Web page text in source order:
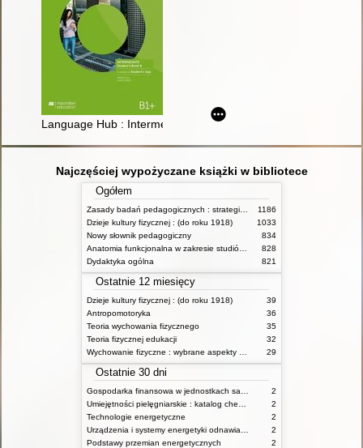
Language Hub : Intermediate : Student's Book : B1+
Najczęściej wypożyczane książki w bibliotece
Ogółem
1186
Dzieje kultury fizycznej : (do roku 1918)
1033
Nowy słownik pedagogiczny
834
828
Dydaktyka ogólna
821
Ostatnie 12 miesięcy
Dzieje kultury fizycznej : (do roku 1918)
39
Antropomotoryka
36
Teoria wychowania fizycznego
35
Teoria fizycznej edukacji
32
29
Ostatnie 30 dni
2
2
Technologie energetyczne
2
2
Podstawy przemian energetycznych
2